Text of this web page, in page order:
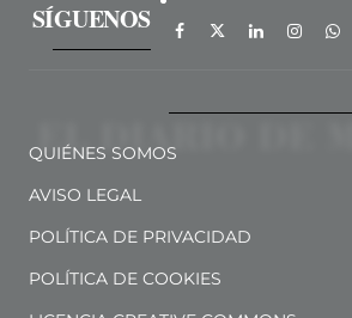
SÍGUENOS
QUIÉNES SOMOS
AVISO LEGAL
POLÍTICA DE PRIVACIDAD
POLÍTICA DE COOKIES